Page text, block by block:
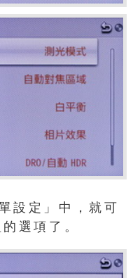
設定」中，就可
選項了。